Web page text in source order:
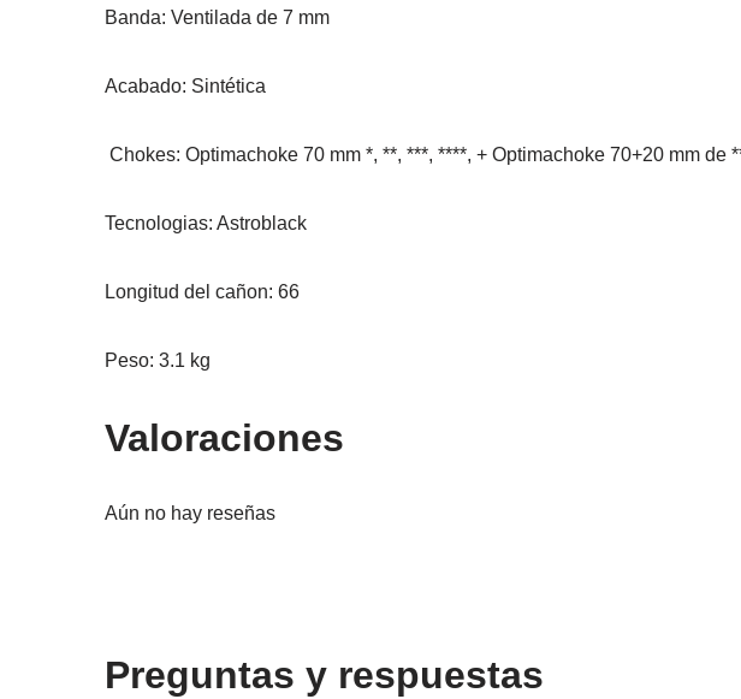
Banda: Ventilada de 7 mm
Acabado: Sintética
Chokes: Optimachoke 70 mm *, **, ***, ****, + Optimachoke 70+20 mm de
Tecnologias: Astroblack
Longitud del cañon: 66
Peso: 3.1 kg
Valoraciones
Aún no hay reseñas
Preguntas y respuestas